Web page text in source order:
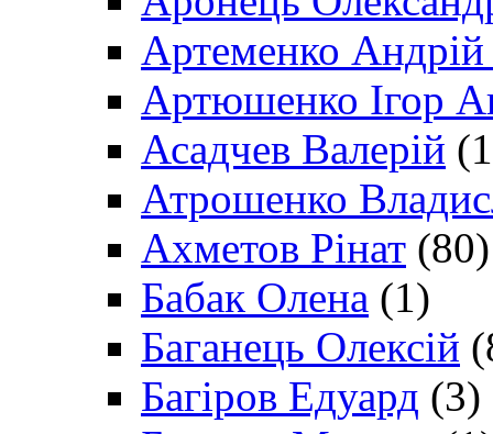
Артеменко Андрій
Артюшенко Ігор
Асадчев Валерій
Атрошенко
Ахметов Рінат (80)
Бабак Олена (1)
Баганець Олексій
Багіров Едуард (3)